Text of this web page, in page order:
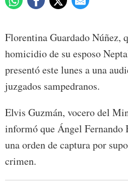
Florentina Guardado Núñez,
homicidio de su esposo
presentó este lunes a una
juzgados sampedranos.
Elvis Guzmán, vocero del
informó que Ángel Fernando
una orden de captura por
crimen.